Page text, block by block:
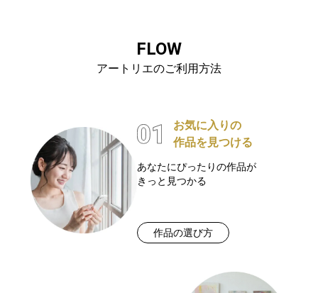
FLOW
アートリエのご利用方法
お気に入りの
作品を見つける
あなたにぴったりの作品が
きっと見つかる
作品の選び方